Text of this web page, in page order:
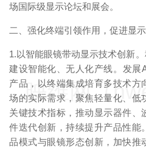
场国际级显示论坛和展会。
二、强化终端引领作用，促进显
1.以智能眼镜带动显示技术创新
建设智能化、无人化产线。发展
产品，以终端集成培育多技术方
场的实际需求，聚焦轻量化、低
关键技术指标，推动显示器件、
件迭代创新，持续提升产品性能
品模式与眼镜形态创新，加快推
映维网（